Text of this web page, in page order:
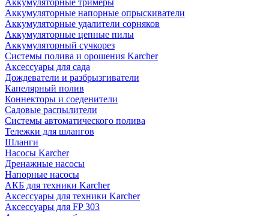
Аккумуляторные тримеры
Аккумуляторные напорные опрыскиватели
Аккумуляторные удалители сорняков
Аккумуляторные цепные пилы
Аккумуляторный сучкорез
Системы полива и орошения Karcher
Аксессуары для сада
Дождеватели и разбрызгиватели
Капелярный полив
Коннекторы и соеденители
Садовые распылители
Системы автоматического полива
Тележки для шлангов
Шланги
Насосы Karcher
Дренажные насосы
Напорные насосы
АКБ для техники Karcher
Аксессуары для техники Karcher
Аксессуары для FP 303